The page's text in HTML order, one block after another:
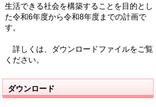
生活できる社会を構築することを目的とし
た令和6年度から令和8年度までの計画で
す。
詳しくは、ダウンロードファイルをご覧
ください。
ダウンロード